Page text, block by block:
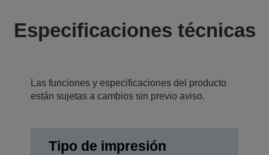
Especificaciones técnicas
Las funciones y especificaciones del producto
están sujetas a cambios sin previo aviso.
Tipo de impresión